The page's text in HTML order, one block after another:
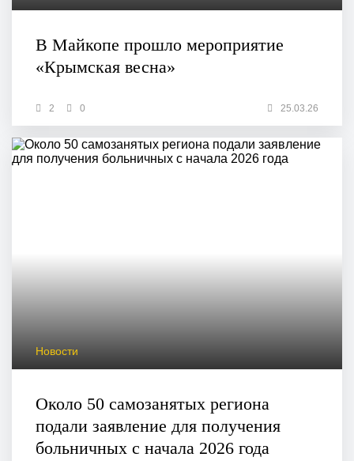
В Майкопе прошло мероприятие
«Крымская весна»
2 0 25.03.26
Новости
Около 50 самозанятых региона
подали заявление для получения
больничных с начала 2026 года